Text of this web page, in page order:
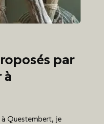
par
à
Questembert, je